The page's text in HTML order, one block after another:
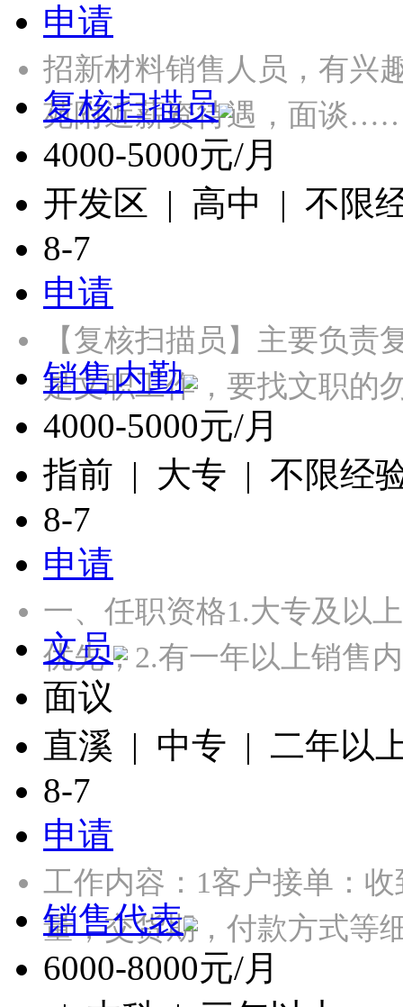
申请
招新材料销售人员，有兴
苑附近薪资待遇，面谈
复核扫描员
4000-5000元/月
开发区 | 高中 | 不限
8-7
申请
【复核扫描员】主要负
是文职工作，要找文职
销售内勤
4000-5000元/月
指前 | 大专 | 不限经
8-7
申请
一、任职资格1.大专及以
优先；2.有一年以上销售
文员
面议
直溪 | 中专 | 二年以
8-7
申请
工作内容：1客户接单：
量，交货期，付款方式
销售代表
6000-8000元/月